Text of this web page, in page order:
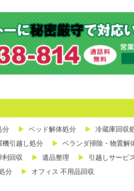
分 ベッド解体処分
冷蔵庫回収
機引越し処分
ベランダ掃除・物置解
利回収 遺品整理
引越しサービ
分
オフィス 不用品回収